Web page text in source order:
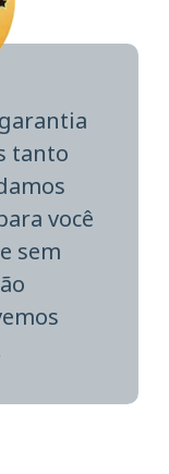
tanto
você
sem